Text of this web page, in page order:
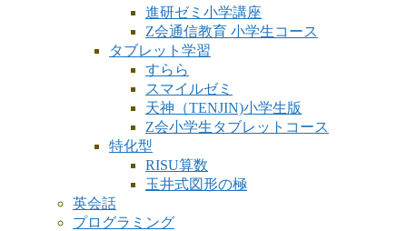
進研ゼミ小学講座
Z会通信教育 小学生コース
タブレット学習
すらら
スマイルゼミ
天神（TENJIN)小学生版
Z会小学生タブレットコース
特化型
RISU算数
玉井式図形の極
英会話
プログラミング